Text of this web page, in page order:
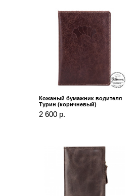
Кожаный бумажник водителя
Турин (коричневый)
2 600 р.